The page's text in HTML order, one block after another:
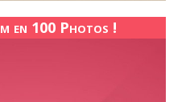
en 100 Photos !